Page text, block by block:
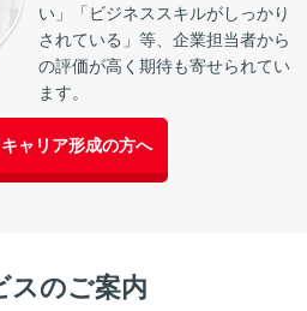
い」「ビジネススキルがしっかり
されている」等、企業担当者から
の評価が高く期待も寄せられてい
ます。
ャリア形成の方へ
スのご案内